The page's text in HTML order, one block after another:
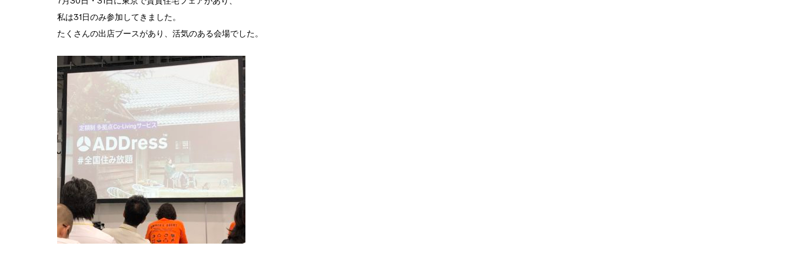
私は31日のみ参加してきました。
たくさんの出店ブースがあり、活気のある会場でした。